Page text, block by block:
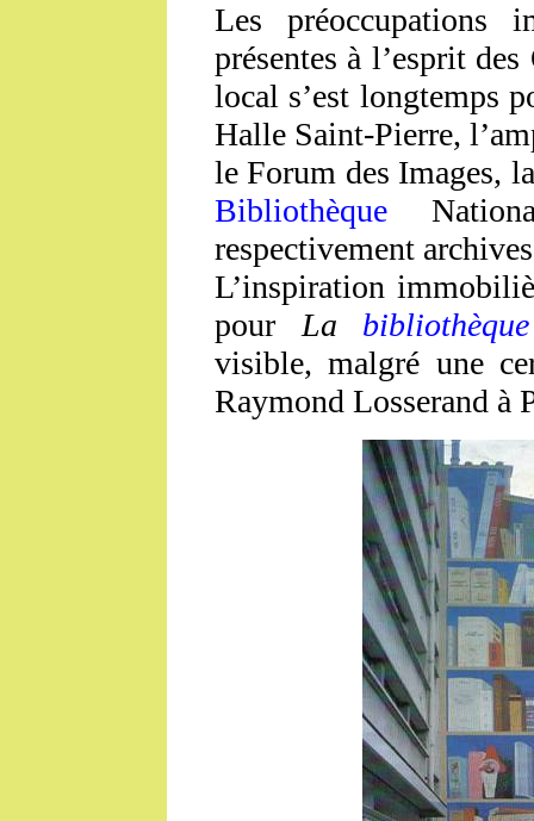
Les préoccupations
présentes à l’esprit
local s’est longtemps
Halle Saint-Pierre,
le Forum des Images,
Bibliothèque
respectivement
L’inspiration
pourLa bibliothèque
visible, malgré une
Raymond Losserand à